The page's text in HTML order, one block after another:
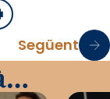
Següent